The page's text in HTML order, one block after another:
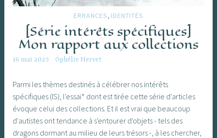
ERRANCES, IDENTITÉS
[Série intérêts spécifiques]
Mon rapport aux collections
16 mai 2025 Ophélie Hervet
Parmi les thèmes destinés à célébrer nos intérêts
spécifiques (IS), l'essai* dont est tirée cette série d'articles
évoque celui des collections. Et il est vrai que beaucoup
d'autistes ont tendance à s'entourer d'objets - tels des
dragons dormant au milieu de leurs trésors -, à les chercher,